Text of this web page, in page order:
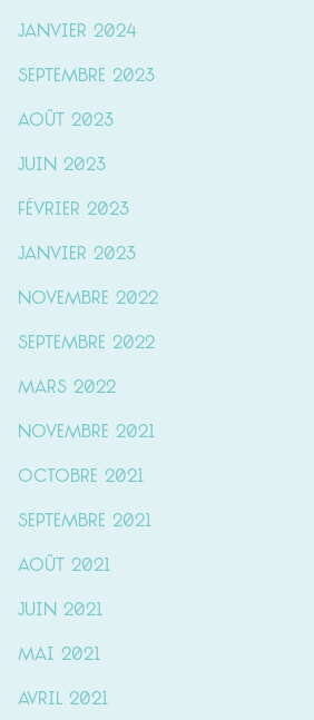
janvier 2024
septembre 2023
août 2023
juin 2023
février 2023
janvier 2023
novembre 2022
septembre 2022
mars 2022
novembre 2021
octobre 2021
septembre 2021
août 2021
juin 2021
mai 2021
avril 2021